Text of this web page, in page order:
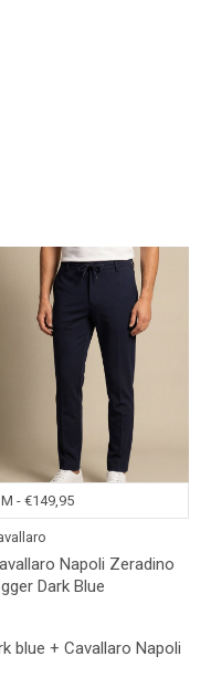
Napoli Zeradino
Dark Blue
blue + Cavallaro Napoli